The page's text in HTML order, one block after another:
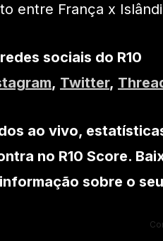
entre França x
sociais do R10
, Twitter,
ao vivo,
no R10 Score.
sobre o